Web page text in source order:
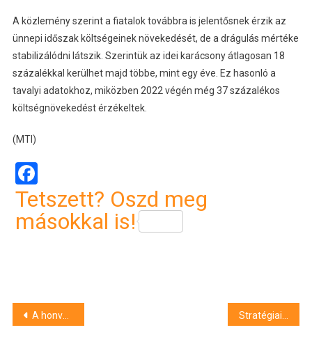
A közlemény szerint a fiatalok továbbra is jelentősnek érzik az
ünnepi időszak költségeinek növekedését, de a drágulás mértéke
stabilizálódni látszik. Szerintük az idei karácsony átlagosan 18
százalékkal kerülhet majd többe, mint egy éve. Ez hasonló a
tavalyi adatokhoz, miközben 2022 végén még 37 százalékos
költségnövekedést érzékeltek.
(MTI)
Facebook
Tetszett? Oszd meg
másokkal is!
Bejegyzés
A honvédelmi miniszter megszüntette Ruszin-Szendi Romulusz önkéntes tartalékosi jogviszonyát is Stratégiai partnerséget kötött a GLS és a DPD a rugalmasabb csomagátvétel érdekében